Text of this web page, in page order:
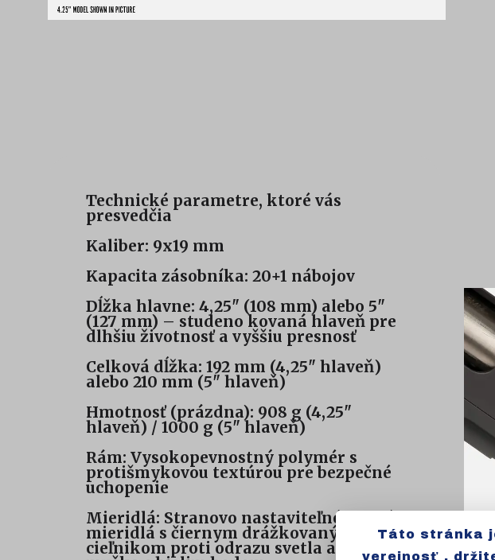
Technické parametre, ktoré vás
presvedčia
Kaliber: 9x19 mm
Kapacita zásobníka: 20+1 nábojov
Dĺžka hlavne: 4,25" (108 mm) alebo 5"
(127 mm) – studeno kovaná hlaveň pre
dlhšiu životnosť a vyššiu presnosť
Celková dĺžka: 192 mm (4,25" hlaveň)
alebo 210 mm (5" hlaveň)
Hmotnosť (prázdna): 908 g (4,25"
hlaveň) / 1000 g (5" hlaveň)
Rám: Vysokopevnostný polymér s
protišmykovou textúrou pre bezpečné
uchopenie
Mieridlá: Stranovo nastaviteľné zadné
mieridlá s čiernym drážkovaným
cieľnikom proti odrazu svetla a predná
Táto stránka
verejnosť ,